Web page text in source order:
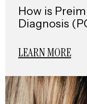
How is
Diagnosis
LEARN MORE